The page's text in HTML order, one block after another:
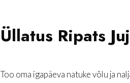
Üllatus Ripats
Too oma igapäeva natuke võlu ja